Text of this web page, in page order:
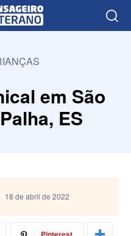
em São
ES
18 de abril de 2022